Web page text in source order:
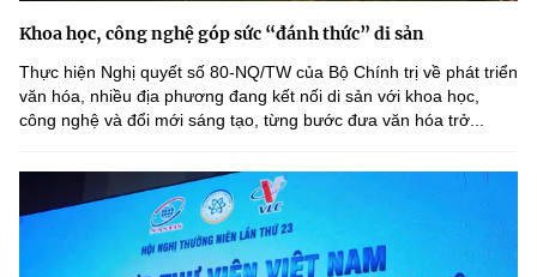
Khoa học, công nghệ góp sức “đánh thức” di sản
Thực hiện Nghị quyết số 80-NQ/TW của Bộ Chính trị về phát triển
văn hóa, nhiều địa phương đang kết nối di sản với khoa học,
công nghệ và đổi mới sáng tạo, từng bước đưa văn hóa trở...